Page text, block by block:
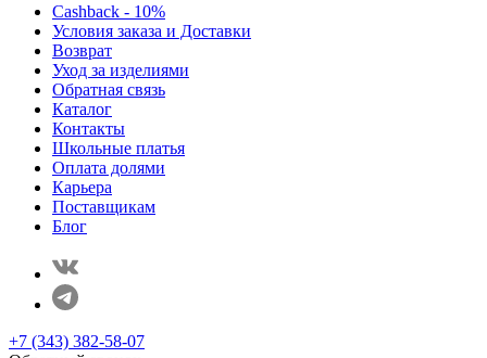
Cashback - 10%
Условия заказа и Доставки
Возврат
Уход за изделиями
Обратная связь
Каталог
Контакты
Школьные платья
Оплата долями
Карьера
Поставщикам
Блог
+7 (343) 382-58-07